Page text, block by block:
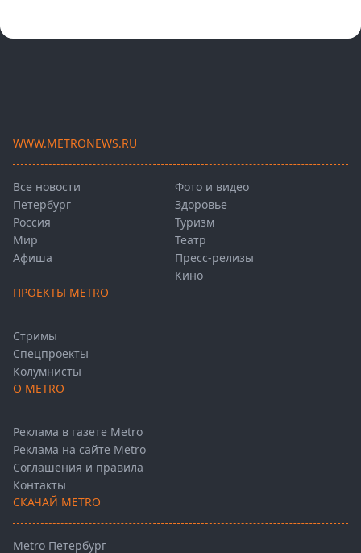
WWW.METRONEWS.RU
Все новости
Петербург
Россия
Мир
Афиша
Фото и видео
Здоровье
Туризм
Театр
Пресс-релизы
Кино
ПРОЕКТЫ METRO
Стримы
Спецпроекты
Колумнисты
О METRO
Реклама в газете Metro
Реклама на сайте Metro
Соглашения и правила
Контакты
СКАЧАЙ METRO
Metro Петербург